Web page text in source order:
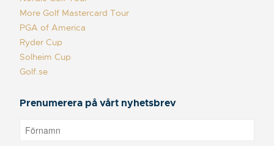
More Golf Mastercard Tour
PGA of America
Ryder Cup
Solheim Cup
Golf.se
Prenumerera på vårt nyhetsbrev